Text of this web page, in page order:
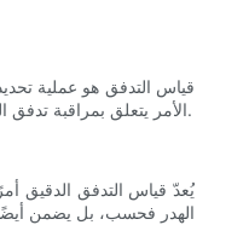
قياس التدفق هو عملية
الأمر يتعلق بمراقبة تدفق المياه في نظام التبريد، أو قياس تدفق المواد الكيميائية في عملية التصنيع، أو تحديد تدفق النفط في خط أنابيب، فإن قياس التدفق يُعدّ معيارًا بالغ الأهمية يؤثر على كفاءة وفعالية العمليات الصناعية.
يُعدّ قياس التدفق الدقيق
الهدر فحسب، بل يضمن أيضًا